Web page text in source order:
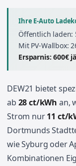
Ihre E-Auto
Öffentlich laden:
Mit PV-Wallbox:
Ersparnis: 600€
DEW21 bietet
ab 28 ct/kWh an,
Strom nur11 ct/
Dortmunds
wie Syburg oder
Kombinationen